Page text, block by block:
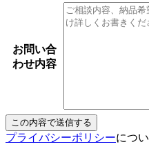
お問い合
わせ内容
プライバシーポリシーにつ